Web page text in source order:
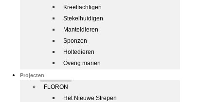
Kreeftachtigen
Stekelhuidigen
Manteldieren
Sponzen
Holtedieren
Overig marien
Projecten
FLORON
Het Nieuwe Strepen